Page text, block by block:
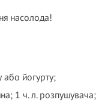
насолода!
йогурту;
1 ч. л. розпушувача;